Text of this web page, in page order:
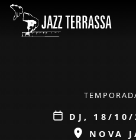
Vés al contingut
Data
DJ, 18/
ESPAI
NOVA